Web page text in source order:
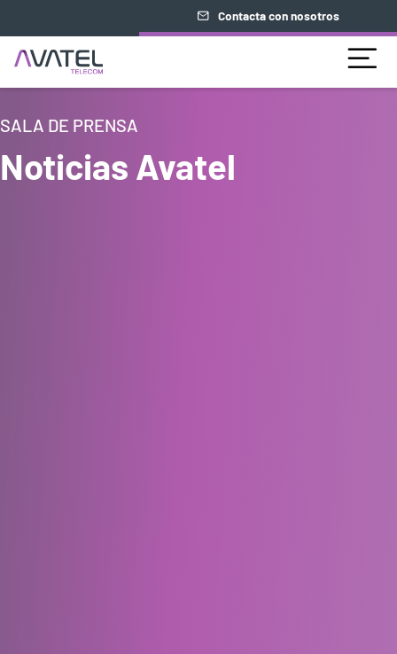
Contacta con nosotros
SALA DE PRENSA
Noticias Avatel